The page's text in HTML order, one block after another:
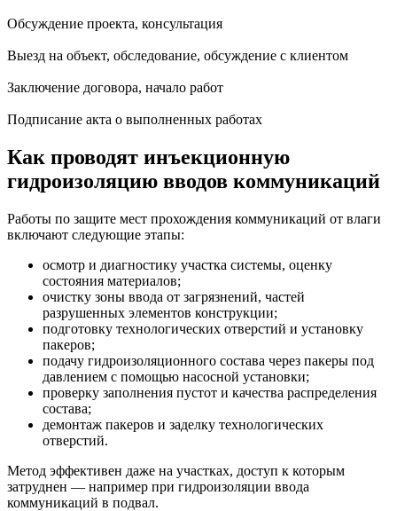
Обсуждение проекта, консультация
Выезд на объект, обследование, обсуждение с клиентом
Заключение договора, начало работ
Подписание акта о выполненных работах
Как проводят инъекционную
гидроизоляцию вводов коммуникаций
Работы по защите мест прохождения коммуникаций от влаги
включают следующие этапы:
осмотр и диагностику участка системы, оценку
состояния материалов;
очистку зоны ввода от загрязнений, частей
разрушенных элементов конструкции;
подготовку технологических отверстий и установку
пакеров;
подачу гидроизоляционного состава через пакеры под
давлением с помощью насосной установки;
проверку заполнения пустот и качества распределения
состава;
демонтаж пакеров и заделку технологических
отверстий.
Метод эффективен даже на участках, доступ к которым
затруднен — например при гидроизоляции ввода
коммуникаций в подвал.